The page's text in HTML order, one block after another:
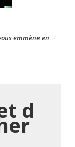
emmène en
d